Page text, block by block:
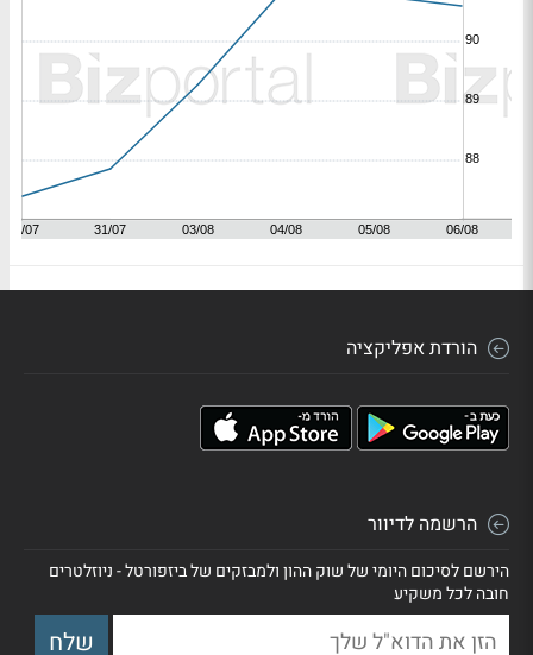
הורדת אפליקציה
הרשמה לדיוור
הירשם לסיכום היומי של שוק ההון ולמבזקים של ביזפורטל - ניוזלטרים
חובה לכל משקיע